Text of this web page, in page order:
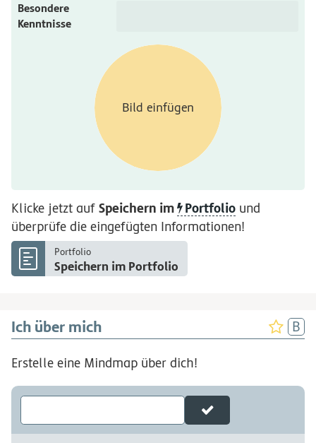
Besondere
Kenntnisse
Klicke jetzt auf Speichern im Portfolio und
überprüfe die eingefügten Informationen!
Portfolio
Speichern im Portfolio
Ich über mich
Erstelle eine Mindmap über dich!